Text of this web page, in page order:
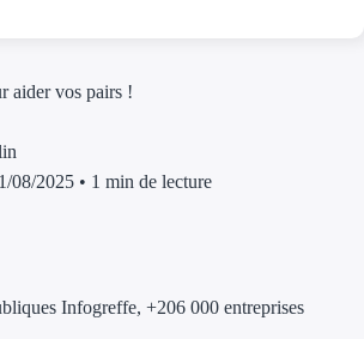
Aides Région
aider vos pairs !
08/2025 • 1 min de lecture
Infogreffe, +206 000 entreprises